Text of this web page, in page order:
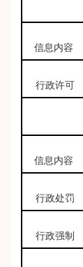
信息内容
行政许可
信息内容
行政处罚
行政强制